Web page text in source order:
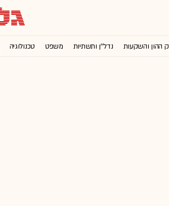
ההון והשקעות נדל''ן ותשתיות משפט טכנולוגיה